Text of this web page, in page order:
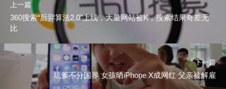
上一篇
360搜索“后羿算法2.0”上线，大量网站被K，搜索结果奇差无
比
下一篇
坑爹不分国界 女孩晒iPhone X成网红 父亲被解雇